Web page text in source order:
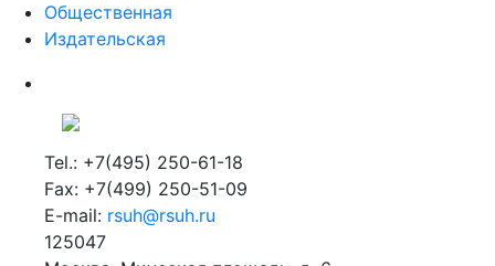
Общественная
Издательская
Tel.: +7(495) 250-61-18
Fax: +7(499) 250-51-09
E-mail: rsuh@rsuh.ru
125047